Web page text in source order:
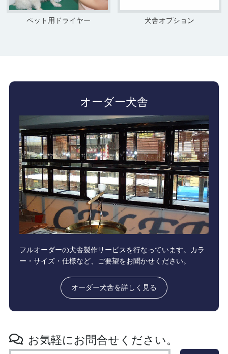
ペット用ドライヤー 犬舎オプション
オーダー犬舎
フルオーダーの犬舎製作サービスを行なっています。カラ
ー・サイズ・仕様など、ご要望をお聞かせください。
オーダー犬舎を詳しく見る
お気軽にお問合せください。